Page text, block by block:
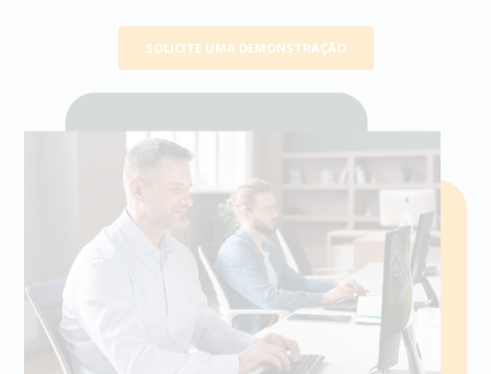
SOLICITE UMA DEMONSTRAÇÃO